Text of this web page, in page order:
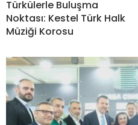
Türkülerle Buluşma
Noktası: Kestel Türk Halk
Müziği Korosu